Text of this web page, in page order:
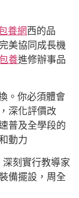
養網西的品
美協同成長機
養進修辦事品
。你必須體會
深化評價改
普及全學段的
動力
刻實行教導家
備擺設，周全